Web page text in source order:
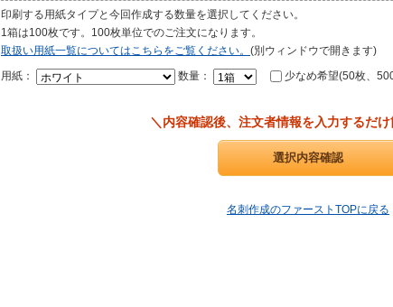
印刷する用紙タイプと今回作成する数量を選択してください。
1箱は100枚です。100枚単位でのご注文になります。
取扱い用紙一覧についてはこちらをご覧ください。 (別ウィンドウで開きます)
用紙： 数量： 少なめ希望(50枚、
＼内容確認後、注文者情報を入力するだ
名刺作成のファーストTOPに戻る